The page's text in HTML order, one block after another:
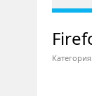
Категория: